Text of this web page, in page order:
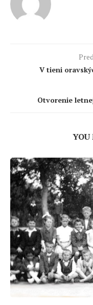
V tieni
Otvorenie
YOU